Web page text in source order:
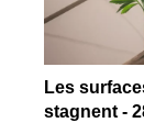
Les
stagnent -